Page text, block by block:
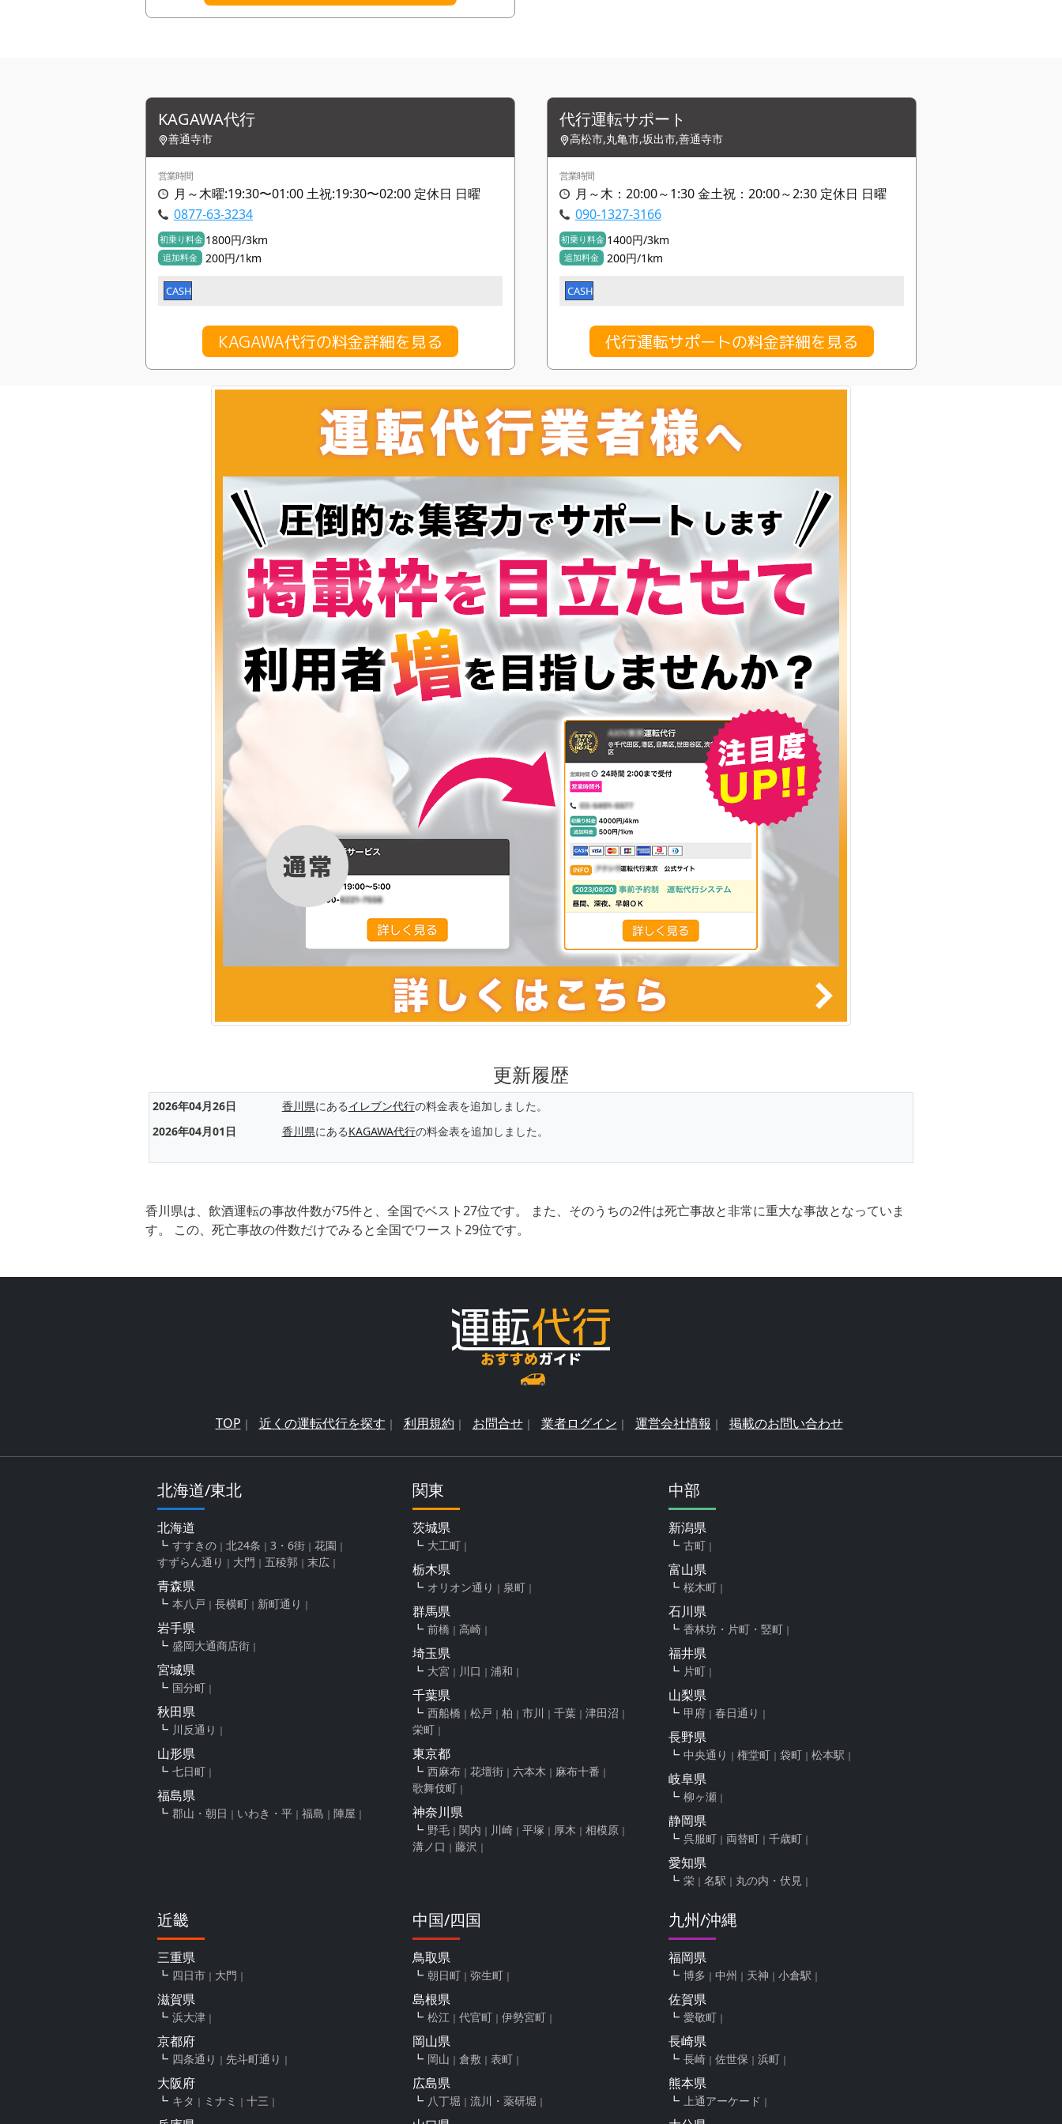
KAGAWA代行
善通寺市
営業時間
月～木曜:19:30〜01:00 土祝:19:30〜02:00 定休日 日曜
0877-63-3234
初乗り料金 1800円/3km
追加料金 200円/1km
CASH
KAGAWA代行の料金詳細を見る
代行運転サポート
高松市,丸亀市,坂出市,善通寺市
営業時間
月～木：20:00～1:30 金土祝：20:00～2:30 定休日 日曜
090-1327-3166
初乗り料金 1400円/3km
追加料金 200円/1km
CASH
代行運転サポートの料金詳細を見る
更新履歴
2026年04月26日 香川県にあるイレブン代行の料金表を追加しました。
2026年04月01日
香川県にあるKAGAWA代行の料金表を追加しました。
香川県は、飲酒運転の事故件数が75件と、全国でベスト27位です。 また、そのうちの2件は死亡事故と非常に重大な事故となっていま
す。 この、死亡事故の件数だけでみると全国でワースト29位です。
TOP 近くの運転代行を探す 利用規約 お問合せ 業者ログイン 運営会社情報 掲載のお問い合わせ
北海道/東北
北海道
すすきの 北24条 3・6街
花園
すずらん通り
大門 五稜郭 末広
青森県
本八戸 長横町 新町通り
岩手県
盛岡大通商店街
宮城県
国分町
秋田県
川反通り
山形県
七日町
福島県
郡山・朝日 いわき・平 福島 陣屋
関東
茨城県
大工町
栃木県
オリオン通り 泉町
群馬県
前橋 高崎
埼玉県
大宮 川口 浦和
千葉県
西船橋 松戸 柏 市川 千葉
津田沼
栄町
東京都
西麻布 花壇街 六本木
麻布十番
歌舞伎町
神奈川県
野毛 関内 川崎 平塚 厚木
相模原
溝ノ口
藤沢
中部
新潟県
古町
富山県
桜木町
石川県
香林坊・片町・竪町
福井県
片町
山梨県
甲府 春日通り
長野県
中央通り 権堂町 袋町 松本駅
岐阜県
柳ヶ瀬
静岡県
呉服町 両替町 千歳町
愛知県
栄 名駅 丸の内・伏見
近畿
三重県
四日市 大門
滋賀県
浜大津
京都府
四条通り 先斗町通り
大阪府
キタ ミナミ 十三
中国/四国
鳥取県
朝日町 弥生町
島根県
松江 代官町 伊勢宮町
岡山県
岡山 倉敷 表町
広島県
八丁堀 流川・薬研堀
九州/沖縄
福岡県
博多 中州 天神 小倉駅
佐賀県
愛敬町
長崎県
長崎 佐世保 浜町
熊本県
上通アーケード